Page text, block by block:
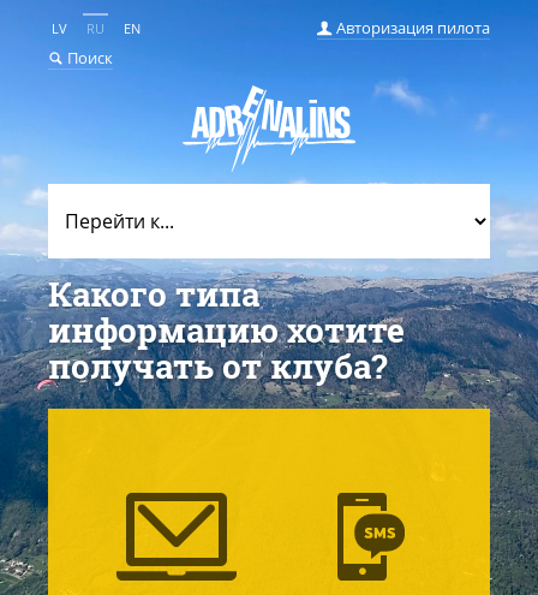
LV RU EN
Поиск
Авторизация пилота
Какого типа
информацию хотите
получать от клуба?